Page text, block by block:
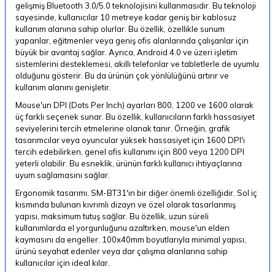
gelişmiş Bluetooth 3.0/5.0 teknolojisini kullanmasıdır. Bu teknoloji
sayesinde, kullanıcılar 10 metreye kadar geniş bir kablosuz
kullanım alanına sahip olurlar. Bu özellik, özellikle sunum
yapanlar, eğitmenler veya geniş ofis alanlarında çalışanlar için
büyük bir avantaj sağlar. Ayrıca, Android 4.0 ve üzeri işletim
sistemlerini desteklemesi, akıllı telefonlar ve tabletlerle de uyumlu
olduğunu gösterir. Bu da ürünün çok yönlülüğünü artırır ve
kullanım alanını genişletir.
Mouse'un DPI (Dots Per Inch) ayarları 800, 1200 ve 1600 olarak
üç farklı seçenek sunar. Bu özellik, kullanıcıların farklı hassasiyet
seviyelerini tercih etmelerine olanak tanır. Örneğin, grafik
tasarımcılar veya oyuncular yüksek hassasiyet için 1600 DPI'ı
tercih edebilirken, genel ofis kullanımı için 800 veya 1200 DPI
yeterli olabilir. Bu esneklik, ürünün farklı kullanıcı ihtiyaçlarına
uyum sağlamasını sağlar.
Ergonomik tasarımı, SM-BT31'in bir diğer önemli özelliğidir. Sol iç
kısmında bulunan kıvrımlı dizayn ve özel olarak tasarlanmış
yapısı, maksimum tutuş sağlar. Bu özellik, uzun süreli
kullanımlarda el yorgunluğunu azaltırken, mouse'un elden
kaymasını da engeller. 100x40mm boyutlarıyla minimal yapısı,
ürünü seyahat edenler veya dar çalışma alanlarına sahip
kullanıcılar için ideal kılar.